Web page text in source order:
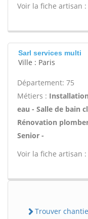
Voir la fiche artisan :
Sarl services multi
Ville : Paris
Département: 75
Métiers :
eau - Salle de bain
Rénovation
Senior -
Voir la fiche artisan :
Trouver